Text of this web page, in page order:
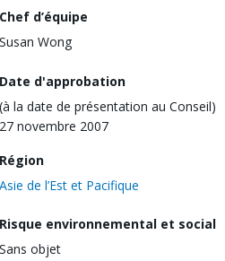
Chef d’équipe
Susan Wong
Date d'approbation
(à la date de présentation au Conseil)
27 novembre 2007
Région
Asie de l’Est et Pacifique
Risque environnemental et social
Sans objet